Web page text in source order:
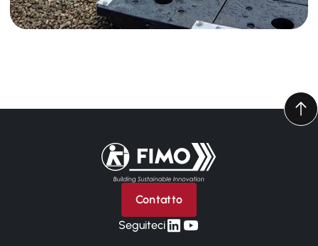
Torna alla pagina iniziale
Contatto
Seguitecilinkedin
yt